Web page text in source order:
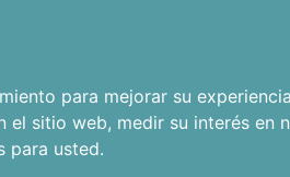
para mejorar su
el sitio web, medir su interés en
para usted.